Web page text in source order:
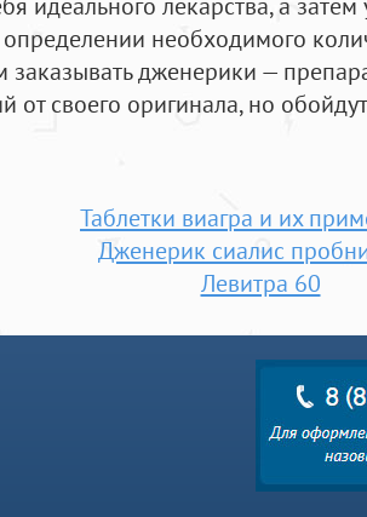
определении необходимого
заказывать дженерики —
от своего оригинала, но
Таблетки виагра и их
Дженерик сиалис
Левитра 60